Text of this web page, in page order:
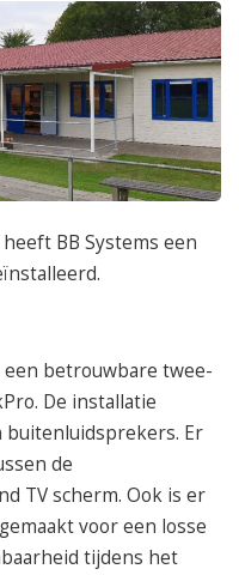
662
BB Systems een
betrouwbare twee-
De installatie
Er
de
TV scherm. Ook is er
voor een losse
tijdens het